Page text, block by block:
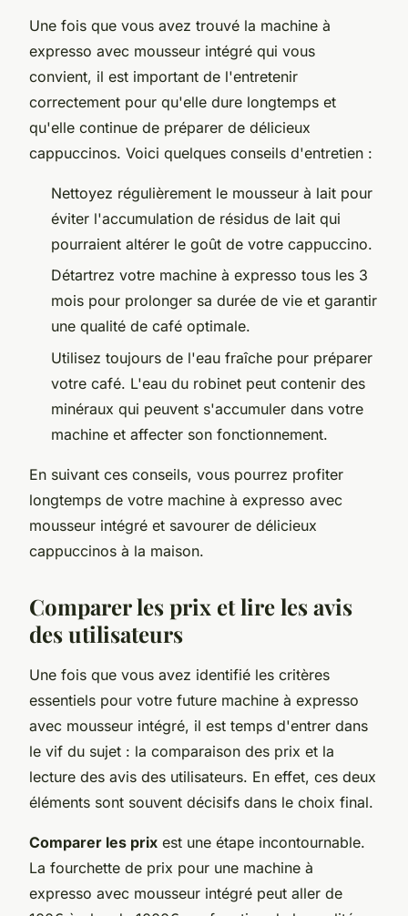
Une fois que vous avez trouvé la machine à
expresso avec mousseur intégré qui vous
convient, il est important de l'entretenir
correctement pour qu'elle dure longtemps et
qu'elle continue de préparer de délicieux
cappuccinos. Voici quelques conseils d'entretien :
Nettoyez régulièrement le mousseur à lait pour
éviter l'accumulation de résidus de lait qui
pourraient altérer le goût de votre cappuccino.
Détartrez votre machine à expresso tous les 3
mois pour prolonger sa durée de vie et garantir
une qualité de café optimale.
Utilisez toujours de l'eau fraîche pour préparer
votre café. L'eau du robinet peut contenir des
minéraux qui peuvent s'accumuler dans votre
machine et affecter son fonctionnement.
En suivant ces conseils, vous pourrez profiter
longtemps de votre machine à expresso avec
mousseur intégré et savourer de délicieux
cappuccinos à la maison.
Comparer les prix et lire les avis
des utilisateurs
Une fois que vous avez identifié les critères
essentiels pour votre future machine à expresso
avec mousseur intégré, il est temps d'entrer dans
le vif du sujet : la comparaison des prix et la
lecture des avis des utilisateurs. En effet, ces deux
éléments sont souvent décisifs dans le choix final.
Comparer les prix est une étape incontournable.
La fourchette de prix pour une machine à
expresso avec mousseur intégré peut aller de